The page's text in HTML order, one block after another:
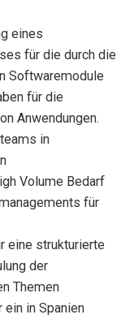
eines
für die durch die
Softwaremodule
für die
Anwendungen.
in
Volume Bedarf
für
eine strukturierte
der
Themen
ein in Spanien